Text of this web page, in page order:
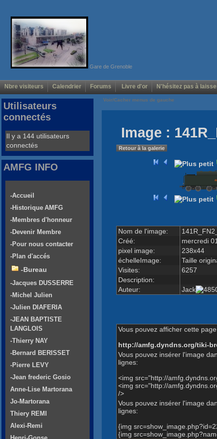
Gare de Grenoble
Nbre visiteurs Calendrier Forums Livre d'or N'hésitez pas à
Voir/Cacher menus de gauche
Image :
Retour à la galerie
Nom de l'image:
Créé:
mercredi
pixel image:
238x44
échelleImage:
Taille
Visites:
6257
Description:
Auteur:
Jack
Vous pouvez afficher cette
http://amfg.dyndns.org/tiki-
Vous pouvez insérer l'image
lignes:
<img src="http://
<img src="http://
/>
Vous pouvez insérer l'image
lignes:
{img
{img
Utilisateurs
connectés
Il y a 144 utilisateurs
connectés
AMFG INFO
-Accueil
-Historique AMFG
-Membres d'honneur
-Devenir Membre
-Pour nous contacter
-Plan d'accés
-Bureau
-Jacques DUSSERRE
-Michel Julien
-Julien DIAFERIA
-JEAN BAPTISTE
LANGLOIS
-Thierry NAY
-Bernard BERISSET
-Pierre LEVY
-Jean frederic Gosio
Anne-Lise Martorana
Jo-Martorana
Thiery REMI
Alexi-Remi